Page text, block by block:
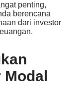
penting,
berencana
dari investor